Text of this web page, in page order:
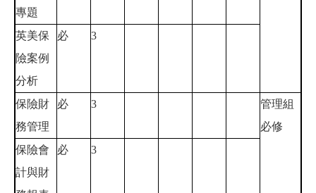
專題
英美保
險案例
分析
必 3
保險財
務管理
必 3
管理組
必修
保險會
計與財
必 3